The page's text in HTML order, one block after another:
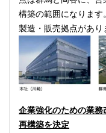
構築の範囲になります
製造・販売拠点があり
企業強化のための業
再構築を決定